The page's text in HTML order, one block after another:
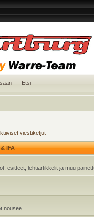
Etsi
viestiketjut
IFA
esitteet, lehtiartikkelit ja muu
nousee...